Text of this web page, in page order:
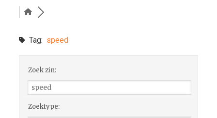
Tag: speed
Zoek zin:
Zoektype: